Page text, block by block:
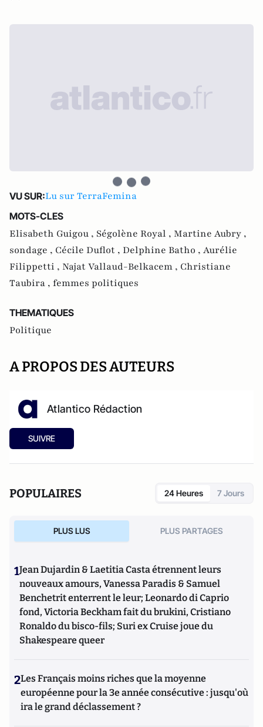
VU SUR:Lu sur TerraFemina
MOTS-CLES
Elisabeth Guigou , Ségolène Royal , Martine Aubry ,
sondage , Cécile Duflot , Delphine Batho , Aurélie
Filippetti , Najat Vallaud-Belkacem , Christiane
Taubira , femmes politiques
THEMATIQUES
Politique
A PROPOS DES AUTEURS
Atlantico Rédaction
SUIVRE
POPULAIRES 24 Heures 7 Jours
PLUS LUS PLUS PARTAGES
1Jean Dujardin & Laetitia Casta étrennent leurs
nouveaux amours, Vanessa Paradis & Samuel
Benchetrit enterrent le leur; Leonardo di Caprio
fond, Victoria Beckham fait du brukini, Cristiano
Ronaldo du bisco-fils; Suri ex Cruise joue du
Shakespeare queer
2Les Français moins riches que la moyenne
européenne pour la 3e année consécutive : jusqu'où
ira le grand déclassement ?